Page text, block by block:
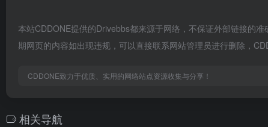
本站CDDONE提供的Drivebbs都来源于网络，不保证外部链接的
期网页的内容如出现违规，可以直接联系网站管理员进行删除，
CDDONE致力于优质、实用的网络站点资源收集与分享！
相关导航